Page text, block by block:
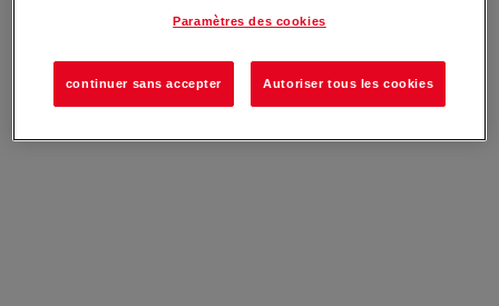
Paramètres des cookies
continuer sans accepter Autoriser tous les cookies